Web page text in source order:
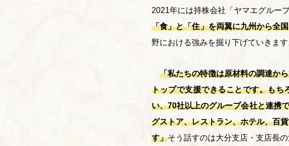
2021年には持株会社「ヤマエグルー
「食」と「住」を両翼に九州から全
野における強みを掘り下げていきます
「私たちの特徴は原材料の調達か
トップで支援できることです。もち
い、70社以上のグループ会社と連携
グストア、レストラン、ホテル、百
す」そう話すのは大分支店・支店長の